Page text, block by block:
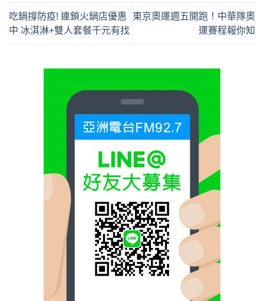
吃鍋撐防疫! 連鎖火鍋店優惠
中 冰淇淋+雙人套餐千元有找
東京奧運週五開跑！中華隊奧
運賽程報你知